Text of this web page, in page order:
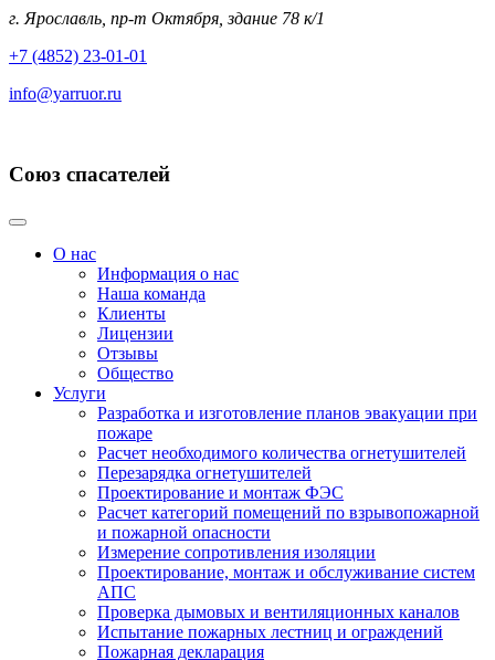
г. Ярославль, пр-т Октября, здание 78 к/1
+7 (4852) 23-01-01
info@yarruor.ru
Союз спасателей
О нас
Информация о нас
Наша команда
Клиенты
Лицензии
Отзывы
Общество
Услуги
Разработка и изготовление планов эвакуации при
пожаре
Расчет необходимого количества огнетушителей
Перезарядка огнетушителей
Проектирование и монтаж ФЭС
Расчет категорий помещений по взрывопожарной
и пожарной опасности
Измерение сопротивления изоляции
Проектирование, монтаж и обслуживание систем
АПС
Проверка дымовых и вентиляционных каналов
Испытание пожарных лестниц и ограждений
Пожарная декларация